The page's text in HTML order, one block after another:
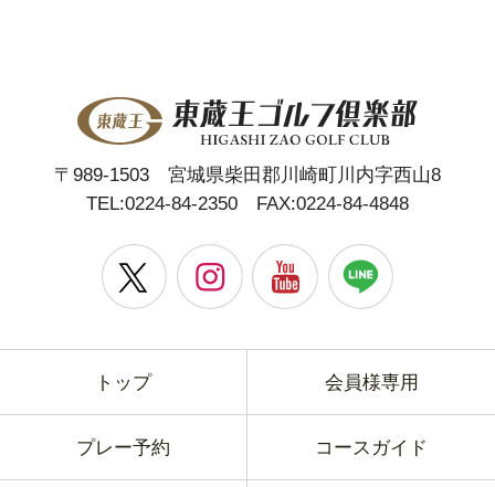
〒989-1503 宮城県柴田郡川崎町川内字西山8
TEL:0224-84-2350FAX:0224-84-4848
トップ 会員様専用
プレー予約 コースガイド